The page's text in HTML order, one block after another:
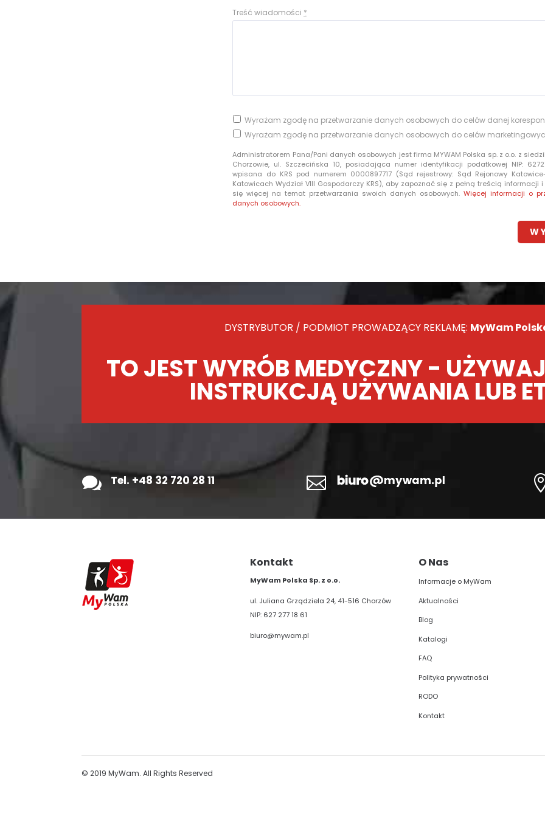
Treść wiadomości *
Wyrażam zgodę na przetwarzanie danych osobowych do celów danej
Wyrażam zgodę na przetwarzanie danych osobowych do celów
Administratorem Pana/Pani danych osobowych jest firma MYWAM Polska sp. z o.o. z
Chorzowie, ul. Szczecińska 10, posiadająca numer identyfikacji podatkowej NIP:
wpisana do KRS pod numerem 0000897717 (Sąd rejestrowy: Sąd Rejonowy
Katowicach Wydział VIII Gospodarczy KRS), aby zapoznać się z pełną treścią informacji
się więcej na temat przetwarzania swoich danych osobowych. Więcej informacji o
danych osobowych.
DYSTRYBUTOR / PODMIOT PROWADZĄCY REKLAMĘ: MyWam
TO JEST WYRÓB MEDYCZNY -
INSTRUKCJĄ UŻYWANIA LUB
 Tel. +48 32 720 28 11 
Kontakt
MyWam Polska Sp. z o.o.
ul. Juliana Grządziela 24, 41-516 Chorzów
NIP: 627 277 18 61
biuro@mywam.pl
O Nas
Informacje o MyWam
Aktualności
Blog
Katalogi
FAQ
Polityka prywatności
RODO
Kontakt
© 2019 MyWam. All Rights Reserved